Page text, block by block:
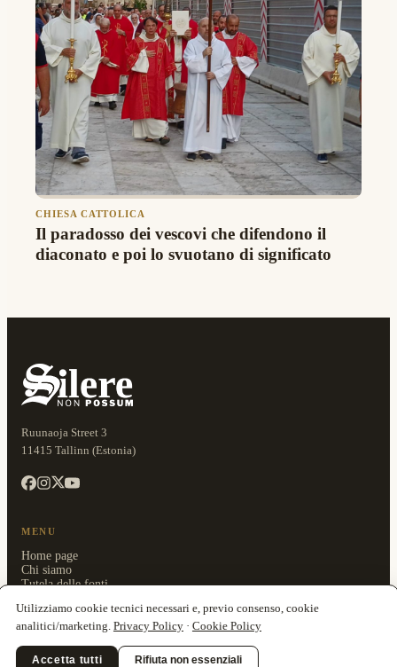
CHIESA CATTOLICA
Il paradosso dei vescovi che difendono il
diaconato e poi lo svuotano di significato
Ruunaoja Street 3
11415 Tallinn (Estonia)
MENU
Home page
Chi siamo
Tutela delle fonti
CATEGORIE
Attualità
Utilizziamo cookie tecnici necessari e, previo consenso, cookie
analitici/marketing. Privacy Policy· Cookie Policy
Accetta tutti Rifiuta non essenziali